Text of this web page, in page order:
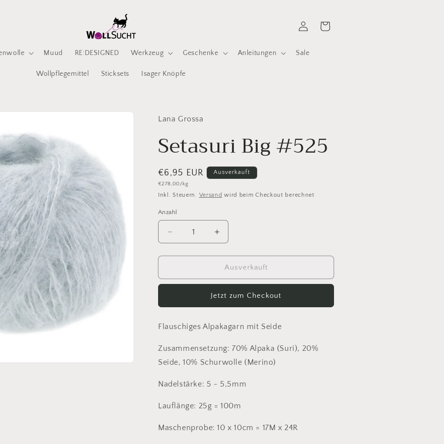
Muud RE:DESIGNED Werkzeug Geschenke Anleitungen Sale
Wollpflegemittel Sticksets Isager Knöpfe
EinloggenWarenkorb
Lana Grossa
Setasuri Big #525
Normaler
Preis
€6,95 EUR
Grundpreis
€278,00/kg
Ausverkauft
Inkl. Steuern. Versand wird beim Checkout berechnet
Anzahl
Anzahl
Verringere
die
Menge
Setasuri
Erhöhe
die
Menge
für
Setasuri
#525
Ausverkauft
Jetzt zum Checkout
Flauschiges Alpakagarn mit Seide
Zusammensetzung: 70% Alpaka (Suri), 20%
Seide, 10% Schurwolle (Merino)
Nadelstärke: 5 - 5,5mm
Lauflänge: 25g = 100m
Maschenprobe: 10 x 10cm = 17M x 24R